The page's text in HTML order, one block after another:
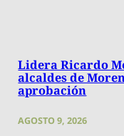
Lidera Ricardo
alcaldes de
aprobación
AGOSTO 9, 2026